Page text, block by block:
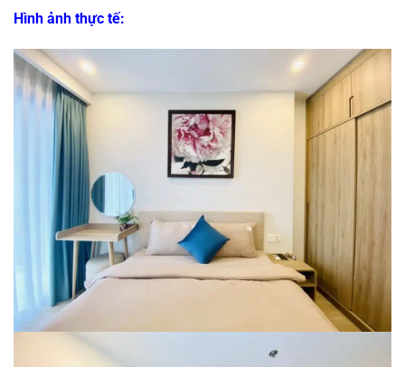
Hình ảnh thực tế: